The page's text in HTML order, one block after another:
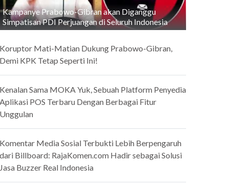
Kampanye Prabowo-Gibran akan Diganggu
Simpatisan PDI Perjuangan di Seluruh Indonesia
Mati-Matian Dukung Prabowo-Gibran,
KPK Tetap Seperti Ini!
Sama MOKA Yuk, Sebuah Platform Penyedia
POS Terbaru Dengan Berbagai Fitur
Media Sosial Terbukti Lebih Berpengaruh
Billboard: RajaKomen.com Hadir sebagai Solusi
Buzzer Real Indonesia